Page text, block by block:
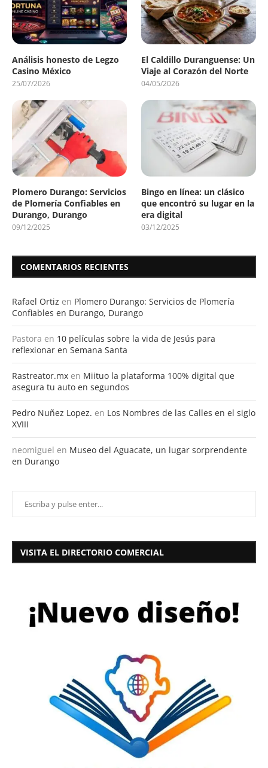
Análisis honesto de Legzo
Casino México
25/07/2026
El Caldillo Duranguense: Un
Viaje al Corazón del Norte
04/05/2026
Plomero Durango: Servicios
de Plomería Confiables en
Durango, Durango
09/12/2025
Bingo en línea: un clásico
que encontró su lugar en la
era digital
03/12/2025
COMENTARIOS RECIENTES
Rafael Ortiz en Plomero Durango: Servicios de Plomería
Confiables en Durango, Durango
Pastora en 10 películas sobre la vida de Jesús para
reflexionar en Semana Santa
Rastreator.mx en Miituo la plataforma 100% digital que
asegura tu auto en segundos
Pedro Nuñez Lopez. en Los Nombres de las Calles en el siglo
XVIII
neomiguel en Museo del Aguacate, un lugar sorprendente
en Durango
VISITA EL DIRECTORIO COMERCIAL